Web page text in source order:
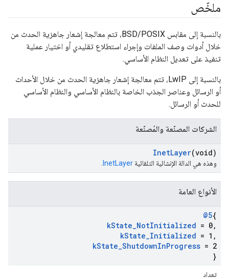
ملخّص
بالنسبة إلى مقابس BSD/POSIX، تتم معالجة إشعار جاهزية الحدث من
خلال أدوات وصف الملفات وإجراء استطلاع تقليدي أو اختيار عملية
تنفيذ على تعديل النظام الأساسي.
بالنسبة إلى LwIP، تتم معالجة إشعار جاهزية الحدث من خلال الأحداث
أو الرسائل وعناصر الجذب الخاصة بالنظام الأساسي والنظام الأساسي
للحدث أو الرسائل.
الشركات المصنّعة والمُصنّعة
InetLayer(void)
وهذه هي الدالة الإنشائية التلقائية InetLayer
الأنواع العامة
@5{
kState_NotInitialized = 0,
kState_Initialized = 1 ,
kState_ShutdownInProgress = 2
}
تعداد